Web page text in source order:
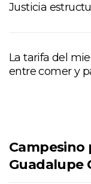
Justicia
La tarifa del
entre comer y
Campesino
Guadalupe